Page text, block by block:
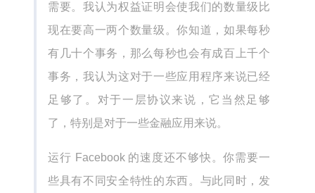
需要。我认为权益证明会使我们的数量级比
现在要高一两个数量级。你知道，如果每秒
有几十个事务，那么每秒也会有成百上千个
事务，我认为这对于一些应用程序来说已经
足够了。对于一层协议来说，它当然足够
了，特别是对于一些金融应用来说。
运行 Facebook 的速度还不够快。你需要一
些具有不同安全特性的东西。与此同时，发